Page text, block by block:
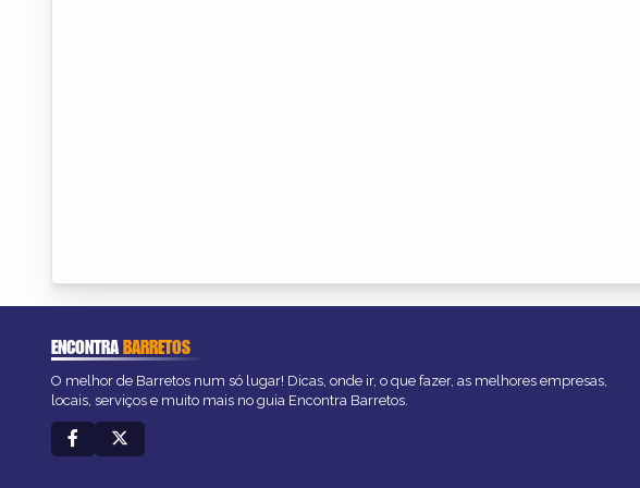
ENCONTRABARRETOS
O melhor de Barretos num só lugar! Dicas, onde ir, o que fazer, as melhores empresas,
locais, serviços e muito mais no guia Encontra Barretos.